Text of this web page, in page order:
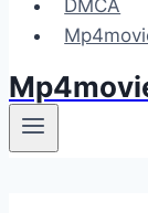
DMCA